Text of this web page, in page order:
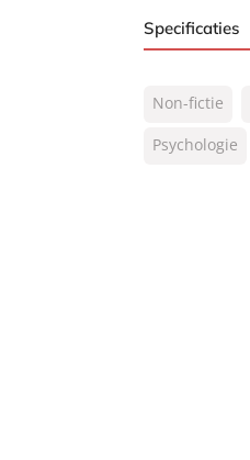
Specificaties
NUR:
Type:
Non-fictie
Psychologie